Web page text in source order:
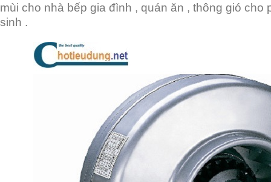
mùi cho nhà bếp gia đình , quán ăn , thông gió cho
sinh .